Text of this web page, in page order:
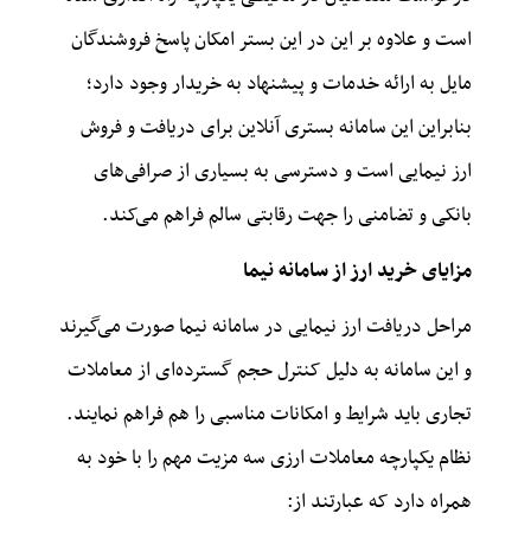
است و علاوه بر این در این بستر امکان پاسخ فروشندگان
مایل به ارائه خدمات و پیشنهاد به خریدار وجود دارد؛
بنابراین این سامانه بستری آنلاین برای دریافت و فروش
ارز نیمایی است و دسترسی به بسیاری از صرافی‌های
بانکی و تضامنی را جهت رقابتی سالم فراهم می‌کند.
مزایای خرید ارز از سامانه نیما
مراحل دریافت ارز نیمایی در سامانه نیما صورت می‌گیرند
و این سامانه به دلیل کنترل حجم گسترده‌ای از معاملات
تجاری باید شرایط و امکانات مناسبی را هم فراهم نمایند.
نظام یکپارچه معاملات ارزی سه مزیت مهم را با خود به
همراه دارد که عبارتند از: